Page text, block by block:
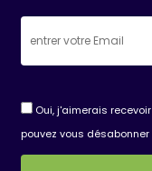
Oui, j'aimerais
pouvez vous